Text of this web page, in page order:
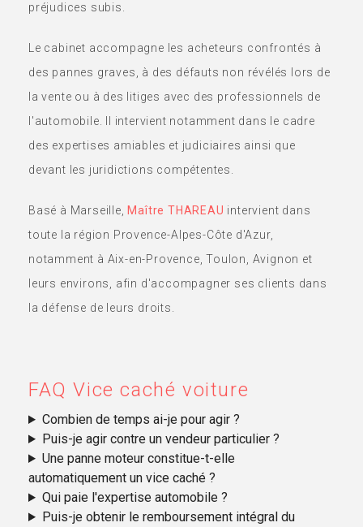
préjudices subis.
Le cabinet accompagne les acheteurs confrontés à
des pannes graves, à des défauts non révélés lors de
la vente ou à des litiges avec des professionnels de
l'automobile. Il intervient notamment dans le cadre
des expertises amiables et judiciaires ainsi que
devant les juridictions compétentes.
Basé à Marseille, Maître THAREAU intervient dans
toute la région Provence-Alpes-Côte d'Azur,
notamment à Aix-en-Provence, Toulon, Avignon et
leurs environs, afin d'accompagner ses clients dans
la défense de leurs droits.
FAQ Vice caché voiture
Combien de temps ai-je pour agir ?
Puis-je agir contre un vendeur particulier ?
Une panne moteur constitue-t-elle
automatiquement un vice caché ?
Qui paie l'expertise automobile ?
Puis-je obtenir le remboursement intégral du